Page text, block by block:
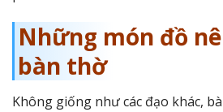
Những món đồ
bàn thờ
Không giống như các đạo khác,